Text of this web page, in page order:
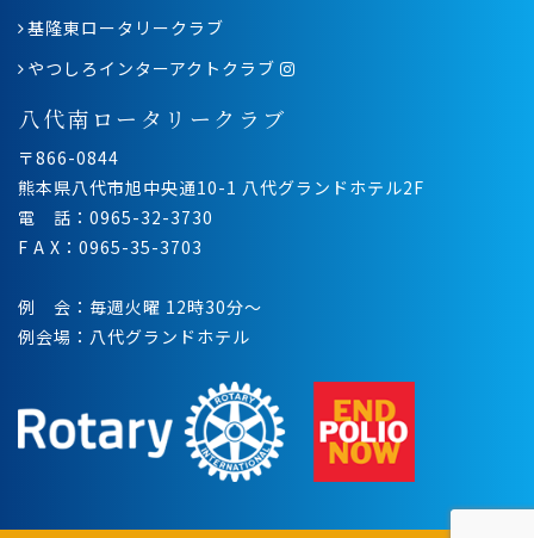
基隆東ロータリークラブ
やつしろインターアクトクラブ
八代南ロータリークラブ
〒866-0844
熊本県八代市旭中央通10-1 八代グランドホテル2F
電 話：0965-32-3730
F A X：0965-35-3703
例 会：毎週火曜 12時30分〜
例会場：八代グランドホテル